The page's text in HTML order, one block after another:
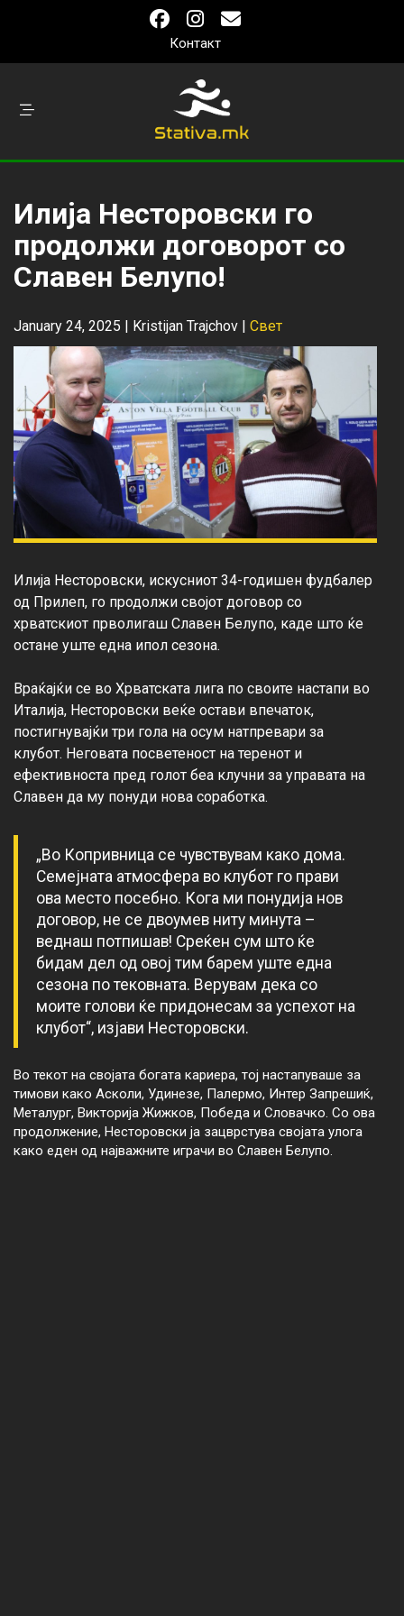
Контакт
Илија Несторовски го
продолжи договорот со
Славен Белупо!
January 24, 2025 | Kristijan Trajchov | Свет
Илија Несторовски, искусниот 34-годишен фудбалер
од Прилеп, го продолжи својот договор со
хрватскиот прволигаш Славен Белупо, каде што ќе
остане уште една ипол сезона.
Враќајќи се во Хрватската лига по своите настапи во
Италија, Несторовски веќе остави впечаток,
постигнувајќи три гола на осум натпревари за
клубот. Неговата посветеност на теренот и
ефективноста пред голот беа клучни за управата на
„Во Копривница се чувствувам како дома.
Семејната атмосфера во клубот го прави
ова место посебно. Кога ми понудија нов
договор, не се двоумев ниту минута –
веднаш потпишав! Среќен сум што ќе
бидам дел од овој тим барем уште една
сезона по тековната. Верувам дека со
моите голови ќе придонесам за успехот на
клубот“, изјави Несторовски.
Во текот на својата богата кариера, тој настапуваше за
тимови како Асколи, Удинезе, Палермо, Интер Запрешиќ,
Металург, Викторија Жижков, Победа и Словачко. Со ова
продолжение, Несторовски ја зацврстува својата улога
како еден од најважните играчи во Славен Белупо.